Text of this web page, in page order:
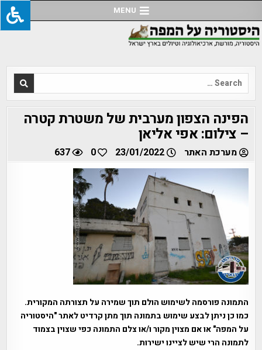
to
content
MENU
Search
for:
הפינה הצפון מערבית של משטרת קטרה
– צילום: אפי אליאן
מערכת האתר 23/01/2022
0
637
התמונה פורסמה לשימוש הולם תוך שמירה על תצורתה המקורית.
כמו כן ניתן לבצע שימוש בתמונה תוך מתן קרדיט לאתר "היסטוריה
על המפה" או אם מצוין מקור ו/או צלם התמונה כפי שצוין בצמוד
לתמונה הרי שיש לציינו ישירות.